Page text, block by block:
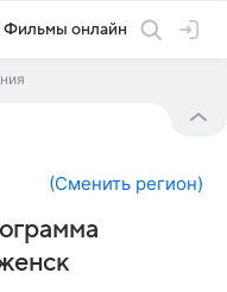
Фильмы онлайн
(Сменить регион)